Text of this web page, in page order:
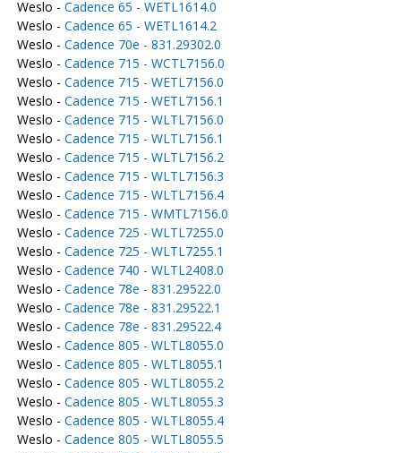
Weslo - Cadence 65 - WETL1614.0
Weslo - Cadence 65 - WETL1614.2
Weslo - Cadence 70e - 831.29302.0
Weslo - Cadence 715 - WCTL7156.0
Weslo - Cadence 715 - WETL7156.0
Weslo - Cadence 715 - WETL7156.1
Weslo - Cadence 715 - WLTL7156.0
Weslo - Cadence 715 - WLTL7156.1
Weslo - Cadence 715 - WLTL7156.2
Weslo - Cadence 715 - WLTL7156.3
Weslo - Cadence 715 - WLTL7156.4
Weslo - Cadence 715 - WMTL7156.0
Weslo - Cadence 725 - WLTL7255.0
Weslo - Cadence 725 - WLTL7255.1
Weslo - Cadence 740 - WLTL2408.0
Weslo - Cadence 78e - 831.29522.0
Weslo - Cadence 78e - 831.29522.1
Weslo - Cadence 78e - 831.29522.4
Weslo - Cadence 805 - WLTL8055.0
Weslo - Cadence 805 - WLTL8055.1
Weslo - Cadence 805 - WLTL8055.2
Weslo - Cadence 805 - WLTL8055.3
Weslo - Cadence 805 - WLTL8055.4
Weslo - Cadence 805 - WLTL8055.5